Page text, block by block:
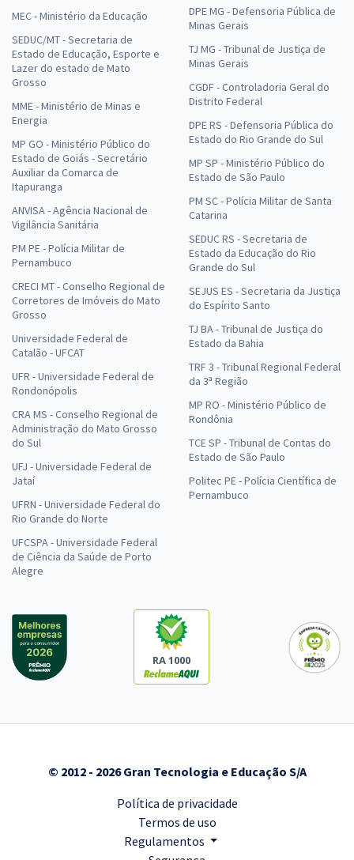
MEC - Ministério da Educação
SEDUC/MT - Secretaria de
Estado de Educação, Esporte e
Lazer do estado de Mato
Grosso
MME - Ministério de Minas e
Energia
MP GO - Ministério Público do
Estado de Goiás - Secretário
Auxiliar da Comarca de
Itapuranga
ANVISA - Agência Nacional de
Vigilância Sanitária
PM PE - Polícia Militar de
Pernambuco
CRECI MT - Conselho Regional de
Corretores de Imóveis do Mato
Grosso
Universidade Federal de
Catalão - UFCAT
UFR - Universidade Federal de
Rondonópolis
CRA MS - Conselho Regional de
Administração do Mato Grosso
do Sul
UFJ - Universidade Federal de
Jataí
UFRN - Universidade Federal do
Rio Grande do Norte
UFCSPA - Universidade Federal
de Ciência da Saúde de Porto
Alegre
DPE MG - Defensoria Pública de
Minas Gerais
TJ MG - Tribunal de Justiça de
Minas Gerais
CGDF - Controladoria Geral do
Distrito Federal
DPE RS - Defensoria Pública do
Estado do Rio Grande do Sul
MP SP - Ministério Público do
Estado de São Paulo
PM SC - Polícia Militar de Santa
Catarina
SEDUC RS - Secretaria de
Estado da Educação do Rio
Grande do Sul
SEJUS ES - Secretaria da Justiça
do Espírito Santo
TJ BA - Tribunal de Justiça do
Estado da Bahia
TRF 3 - Tribunal Regional Federal
da 3ª Região
MP RO - Ministério Público de
Rondônia
TCE SP - Tribunal de Contas do
Estado de São Paulo
Politec PE - Polícia Científica de
Pernambuco
RA 1000
© 2012 - 2026 Gran Tecnologia e Educação S/A
Política de privacidade
Termos de uso
Regulamentos